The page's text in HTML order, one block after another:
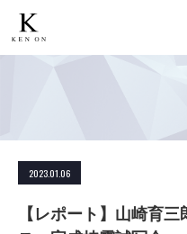
2023.01.06
【レポート】山崎育